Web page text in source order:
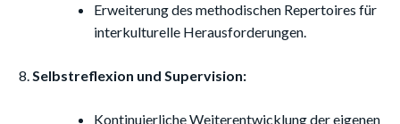
Erweiterung des methodischen Repertoires für
interkulturelle Herausforderungen.
Selbstreflexion und Supervision:
Kontinuierliche Weiterentwicklung der eigenen